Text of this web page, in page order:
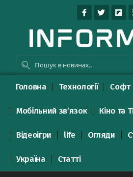
Головна Технології Софт
Мобільний зв’язок Кіно та
Відеоігри life Огляди
Україна Статті